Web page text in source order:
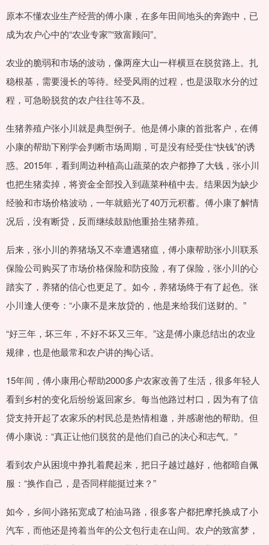
原本不懂农业生产经营的傅小康，在多年田间地头的奔跑中，已
成为农户心中的“农业专家”“致富顾问”。
农业的脆弱和市场的波动，像两座大山一样横亘在脱贫路上。扎
稳根基，需要漫长的等待。经受风雨的过程，也是汲取水分的过
程，可急盼脱贫的农户往往等不及。
生猪养殖户张小川就是典型例子。他是傅小康的首批客户，在傅
小康的帮助下刚学会判断市场周期，可是没有经受住“快钱”的诱
惑。2015年，看到周边种植高山蔬菜的农户都挣了大钱，张小川
也把生猪卖掉，将资金全部投入到蔬菜种植中去。结果因为缺少
经验和市场价格波动，一年就赔光了40万元积蓄。傅小康了解情
况后，没有断贷，反而继续鼓励他重拾生猪养殖。
后来，张小川的养猪场又不幸遭遇猪瘟，傅小康帮助张小川联系
保险公司购买了市场价格保险和防疫险，有了保险，张小川的心
踏实了，养猪的信心也更足了。如今，养猪场终于有了起色。张
小川逢人便夸：“小康不是来放贷的，他是来给我们送财的。”
“好三年，坏三年，不好不坏又三年。”这是傅小康总结出的农业
规律，也是他最常和农户讲的掏心话。
15年间，傅小康用心帮助2000多户农家改善了生活，很多年轻人
看到乡村的变化后纷纷返回家乡。每当他路过村口，因为有了信
贷支持开起了农家乐的村民总是热情相邀，并感谢他的帮助。但
傅小康说：“真正让他们脱贫的是他们自己的决心和志气。”
看到农户从困境中挣扎着爬起来，把日子越过越好，他都暗自佩
服：“换作自己，是否同样能挺过来？”
如今，乡间小路拓宽成了柏油马路，很多客户都把摩托换成了小
汽车，而他还是挎着当年的公文包行走在山间。农户的致富梦，